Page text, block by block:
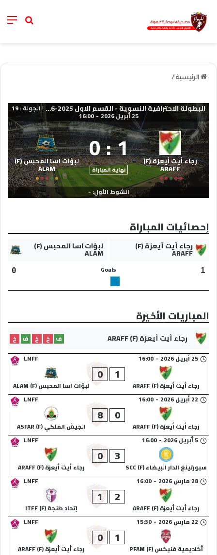
خانة
الرئيسية /
البطولة الاحترافية النسوية - القسم الاول 2025-2026 | الجولة : 19
25 أبريل 2026 -
16:00
رجاء أيت أيعزة (F)
ARAFF
1
:
0
نهاية المباراة
لبؤات اسا المحبس (F)
ALAM
الشوط الأول: -
إحصائيات المباراة
رجاء أيت أيعزة (F)
ARAFF
لبؤات اسا المحبس (F)
ALAM
1
Goals
0
المباريات الأخيرة
رجاء أيت أيعزة (F) ARAFF ف خ خ ف
خ
LNFF
25 أبريل 2026 -
16:00
رجاء أيت أيعزة (F) ARAFF
1
0
لبؤات اسا المحبس (F) ALAM
LNFF
22 أبريل 2026 -
16:00
رجاء أيت أيعزة (F) ARAFF
0
8
الجيش الملكي (F) ASFAR
LNFF
5 أبريل 2026 -
16:00
سبورتينغ الدار البيضاء (F) SCC
3
0
رجاء أيت أيعزة (F) ARAFF
LNFF
28 مارس 2026 -
16:00
رجاء أيت أيعزة (F) ARAFF
2
1
إتحاد طنجة (F) ITFF
LNFF
22 مارس 2026 -
15:30
أكاديمية فنيكس (F) PFAM
1
0
رجاء أيت أيعزة (F) ARAFF